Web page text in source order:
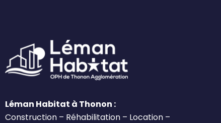
Léman Habitat à Thonon :
Construction – Réhabilitation – Location –